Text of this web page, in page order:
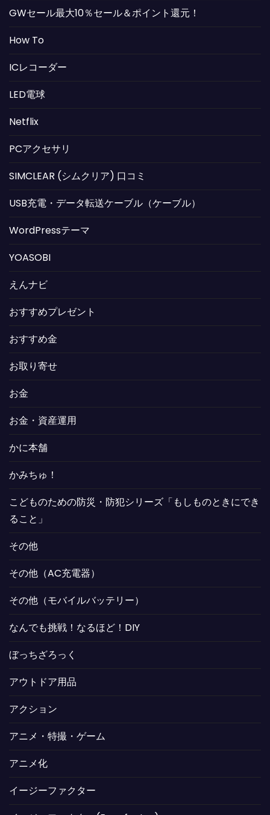
GWセール最大10％セール＆ポイント還元！
How To
ICレコーダー
LED電球
Netflix
PCアクセサリ
SIMCLEAR (シムクリア) 口コミ
USB充電・データ転送ケーブル（ケーブル）
WordPressテーマ
YOASOBI
えんナビ
おすすめプレゼント
おすすめ金
お取り寄せ
お金
お金・資産運用
かに本舗
かみちゅ！
こどものための防災・防犯シリーズ「もしものときにでき
ること」
その他
その他（AC充電器）
その他（モバイルバッテリー）
なんでも挑戦！なるほど！DIY
ぼっちざろっく
アウトドア用品
アクション
アニメ・特撮・ゲーム
アニメ化
イージーファクター